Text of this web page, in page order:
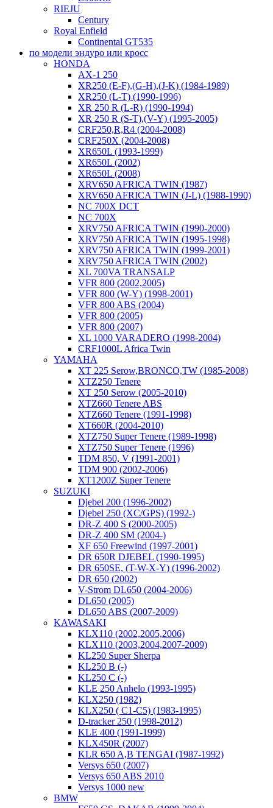
RIEJU
Century
Royal Enfield
Continental GT535
по модели эндуро или кросс
HONDA
AX-1 250
XR250 (E-F),(G-H),(J-K) (1984-1989)
XR250 (L-T) (1990-1996)
XR 250 R (L-R) (1990-1994)
XR 250 R (S-T),(V-Y) (1995-2005)
CRF250,R,R4 (2004-2008)
CRF250X (2004-2008)
XR650L (1993-1999)
XR650L (2002)
XR650L (2008)
XRV650 AFRICA TWIN (1987)
XRV650 AFRICA TWIN (J-L) (1988-1990)
NC 700X DCT
NC 700X
XRV750 AFRICA TWIN (1990-2000)
XRV750 AFRICA TWIN (1995-1998)
XRV750 AFRICA TWIN (1999-2001)
XRV750 AFRICA TWIN (2002)
XL 700VA TRANSALP
VFR 800 (2002,2005)
VFR 800 (W-Y) (1998-2001)
VFR 800 ABS (2004)
VFR 800 (2005)
VFR 800 (2007)
XL 1000 VARADERO (1998-2004)
CRF1000L Africa Twin
YAMAHA
XT 225 Serow,BRONCO,TW (1985-2008)
XTZ250 Tenere
XT 250 Serow (2005-2010)
XTZ660 Tenere ABS
XTZ660 Tenere (1991-1998)
XT660R (2004-2010)
XTZ750 Super Tenere (1989-1998)
XTZ750 Super Tenere (1996)
TDM 850, V (1991-2001)
TDM 900 (2002-2006)
XT1200Z Super Tenere
SUZUKI
Djebel 200 (1996-2002)
Djebel 250 (XC/GPS) (1992-)
DR-Z 400 S (2000-2005)
DR-Z 400 SM (2004-)
XF 650 Freewind (1997-2001)
DR 650R DJEBEL (1990-1995)
DR 650SE, (T-W-X-Y) (1996-2002)
DR 650 (2002)
V-Strom DL650 (2004-2006)
DL650 (2005)
DL650 ABS (2007-2009)
KAWASAKI
KLX110 (2002,2005,2006)
KLX110 (2003,2004,2007-2009)
KL250 Super Sherpa
KL250 B (-)
KL250 C (-)
KLE 250 Anhelo (1993-1995)
KLX250 (1982)
KLX250 ( C1-C5) (1983-1995)
D-tracker 250 (1998-2012)
KLE 400 (1991-1999)
KLX450R (2007)
KLR 650 A,B TENGAI (1987-1992)
Versys 650 (2007)
Versys 650 ABS 2010
Versys 1000 new
BMW